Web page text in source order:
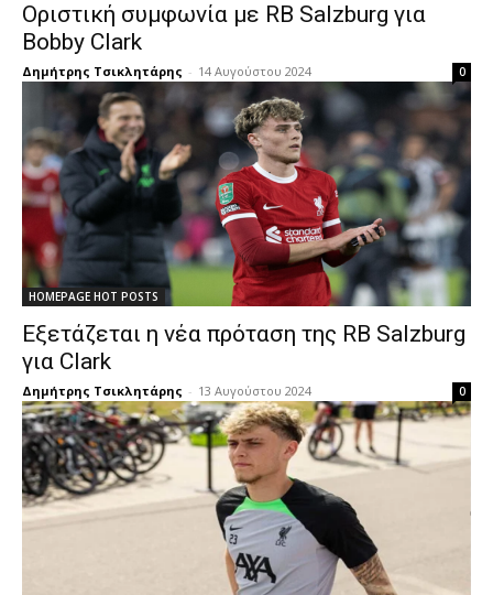
Οριστική συμφωνία με RB Salzburg για
Bobby Clark
Δημήτρης Τσικλητάρης - 14 Αυγούστου 2024 0
HOMEPAGE HOT POSTS
Εξετάζεται η νέα πρόταση της RB Salzburg
για Clark
Δημήτρης Τσικλητάρης - 13 Αυγούστου 2024 0